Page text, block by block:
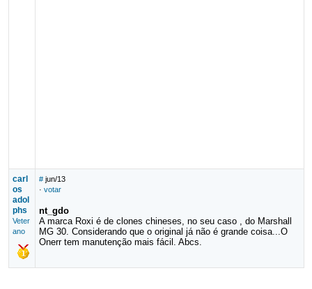
carl
os
adol
phs
Veter
ano
# jun/13
· votar
nt_gdo
A marca Roxi é de clones chineses, no seu caso , do Marshall
MG 30. Considerando que o original já não é grande coisa...O
Onerr tem manutenção mais fácil. Abcs.